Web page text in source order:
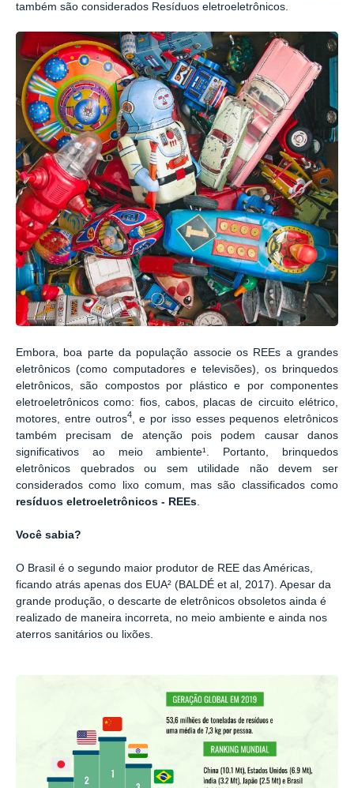
também são considerados Resíduos eletroeletrônicos.
Embora, boa parte da população associe os REEs a grandes
eletrônicos (como computadores e televisões), os brinquedos
eletrônicos, são compostos por plástico e por componentes
eletroeletrônicos como: fios, cabos, placas de circuito elétrico,
motores, entre outros4, e por isso esses pequenos eletrônicos
também precisam de atenção pois podem causar danos
significativos ao meio ambiente¹. Portanto, brinquedos
eletrônicos quebrados ou sem utilidade não devem ser
considerados como lixo comum, mas são classificados como
resíduos eletroeletrônicos - REEs.
Você sabia?
O Brasil é o segundo maior produtor de REE das Américas,
ficando atrás apenas dos EUA² (BALDÉ et al, 2017). Apesar da
grande produção, o descarte de eletrônicos obsoletos ainda é
realizado de maneira incorreta, no meio ambiente e ainda nos
aterros sanitários ou lixões.